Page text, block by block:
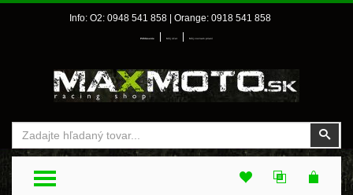
Info: O2: 0948 541 858 | Orange: 0918 541 858
Prihlásenie Môj účet Môj zoznam prianí
TOGGLE MENU